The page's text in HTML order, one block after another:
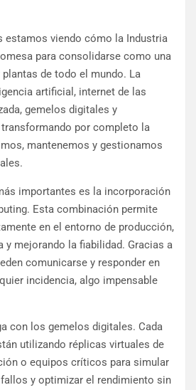
estamos viendo cómo la Industria
para consolidarse como una
de todo el mundo. La
artificial, internet de las
gemelos digitales y
por completo la
mantenemos y gestionamos
importantes es la incorporación
Esta combinación permite
en el entorno de producción,
y mejorando la fiabilidad. Gracias a
comunicarse y responder en
incidencia, algo impensable
con los gemelos digitales. Cada
utilizando réplicas virtuales de
o equipos críticos para simular
y optimizar el rendimiento sin